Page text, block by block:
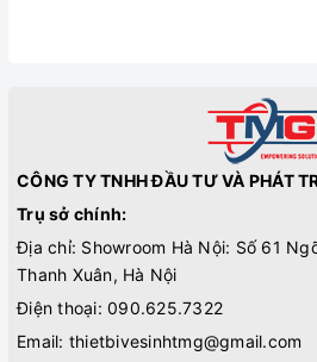
CÔNG TY TNHH ĐẦU TƯ VÀ PHÁT
Trụ sở chính:
Địa chỉ: Showroom Hà Nội: Số 61
Thanh Xuân, Hà Nội
Điện thoại: 090.625.7322
Email: thietbivesinhtmg@gmail.com